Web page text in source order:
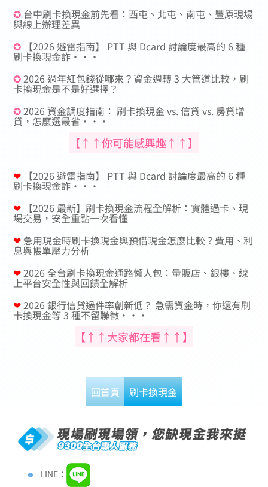
【↑↑你可能感興趣↑↑】
✪ 台中刷卡換現金前先看：西屯、北屯、南屯、豐原現場
與線上辦理差異
✪ 【2026 避雷指南】 PTT 與 Dcard 討論度最高的 6 種
刷卡換現金詐···
✪2026 過年紅包錢從哪來？資金週轉 3 大管道比較，刷
卡換現金是不是好選擇？
✪2026 資金調度指南： 刷卡換現金 vs. 信貸 vs. 房貸增
貸，怎麼選最省···
【↑↑大家都在看↑↑】
❤ 【2026 避雷指南】 PTT 與 Dcard 討論度最高的 6 種
刷卡換現金詐···
❤ 【2026 最新】刷卡換現金流程全解析：實體過卡、現
場交易，安全重點一次看懂
❤ 急用現金時刷卡換現金與預借現金怎麼比較？費用、利
息與帳單壓力分析
❤2026 全台刷卡換現金通路懶人包：量販店、銀樓、線
上平台安全性與回饋全解析
❤2026 銀行信貸過件率創新低？ 急需資金時，你還有刷
卡換現金等 3 種不留聯徵···
回首頁 刷卡換現金
LINE：